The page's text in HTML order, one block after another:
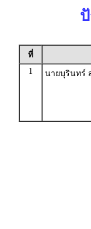
ที่
1
นายบุรินทร์